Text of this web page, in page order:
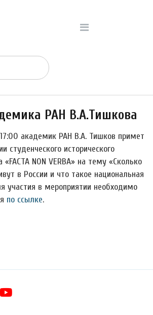
РАН В.А.Тишкова
академик РАН В.А. Тишков примет
студенческого исторического
NON VERBA» на тему «Сколько
в России и что такое национальная
участия в мероприятии необходимо
по ссылке.